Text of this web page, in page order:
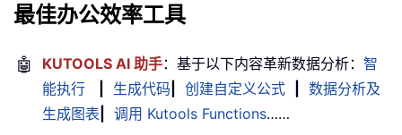
最佳办公效率工具
🤖 KUTOOLS AI 助手：基于以下内容革新数据分析： 智
能执行
生成代码 创建自定义公式
数据分析及
生成图表
调用 Kutools Functions……